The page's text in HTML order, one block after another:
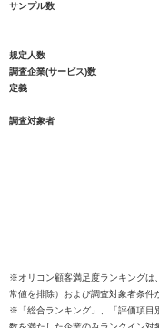
サンプル数
規定人数
調査企業(サービス)数
定義
調査対象者
※オリコン顧客満足度ランキングは
常値を排除）および調査対象者条件
※「総合ランキング」、「評価項目